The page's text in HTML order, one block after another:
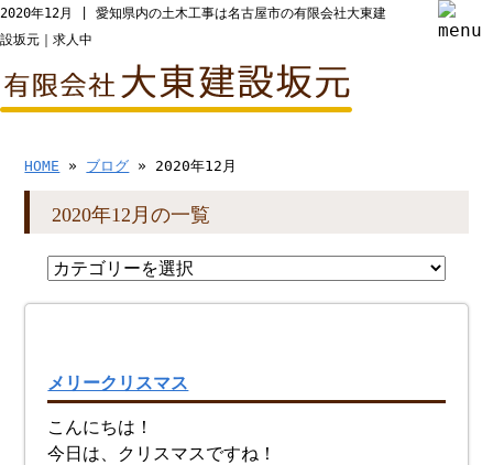
2020年12月 | 愛知県内の土木工事は名古屋市の有限会社大東建
設坂元｜求人中
HOME » ブログ » 2020年12月
2020年12月の一覧
メリークリスマス
こんにちは！
今日は、クリスマスですね！